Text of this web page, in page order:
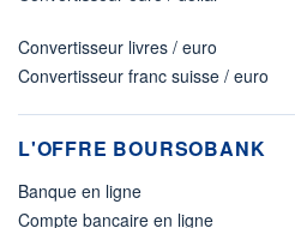
Convertisseur livres / euro
Convertisseur franc suisse / euro
L'OFFRE BOURSOBANK
Banque en ligne
Compte bancaire en ligne